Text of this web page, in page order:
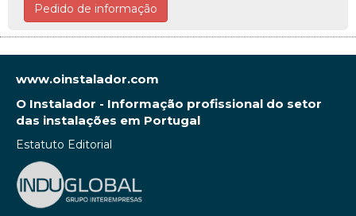
Pedido de informação
www.oinstalador.com
O Instalador - Informação profissional do setor
das instalações em Portugal
Estatuto Editorial